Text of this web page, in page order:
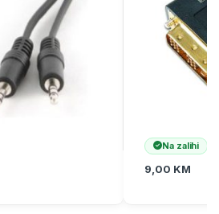
Na zalihi
9,00 KM